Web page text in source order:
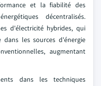
et la fiabilité des
décentralisés.
d'électricité hybrides, qui
les sources d'énergie
augmentant
dans les techniques